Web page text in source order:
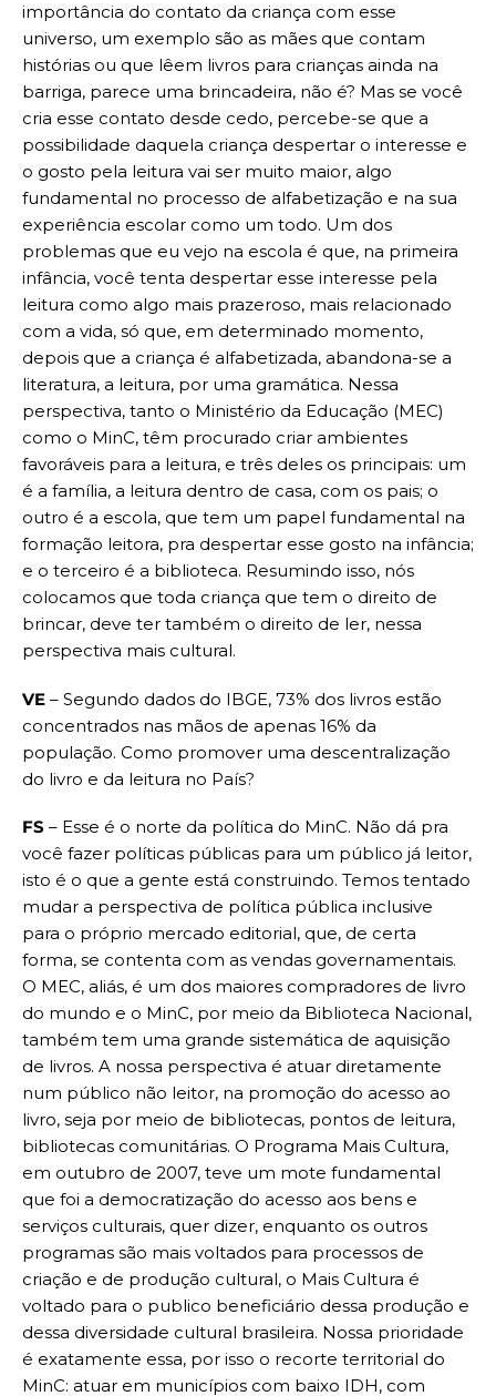
importância do contato da criança com esse
universo, um exemplo são as mães que contam
histórias ou que lêem livros para crianças ainda na
barriga, parece uma brincadeira, não é? Mas se você
cria esse contato desde cedo, percebe-se que a
possibilidade daquela criança despertar o interesse e
o gosto pela leitura vai ser muito maior, algo
fundamental no processo de alfabetização e na sua
experiência escolar como um todo. Um dos
problemas que eu vejo na escola é que, na primeira
infância, você tenta despertar esse interesse pela
leitura como algo mais prazeroso, mais relacionado
com a vida, só que, em determinado momento,
depois que a criança é alfabetizada, abandona-se a
literatura, a leitura, por uma gramática. Nessa
perspectiva, tanto o Ministério da Educação (MEC)
como o MinC, têm procurado criar ambientes
favoráveis para a leitura, e três deles os principais: um
é a família, a leitura dentro de casa, com os pais; o
outro é a escola, que tem um papel fundamental na
formação leitora, pra despertar esse gosto na infância;
e o terceiro é a biblioteca. Resumindo isso, nós
colocamos que toda criança que tem o direito de
brincar, deve ter também o direito de ler, nessa
perspectiva mais cultural.
VE – Segundo dados do IBGE, 73% dos livros estão
concentrados nas mãos de apenas 16% da
população. Como promover uma descentralização
do livro e da leitura no País?
FS – Esse é o norte da política do MinC. Não dá pra
você fazer políticas públicas para um público já leitor,
isto é o que a gente está construindo. Temos tentado
mudar a perspectiva de política pública inclusive
para o próprio mercado editorial, que, de certa
forma, se contenta com as vendas governamentais.
O MEC, aliás, é um dos maiores compradores de livro
do mundo e o MinC, por meio da Biblioteca Nacional,
também tem uma grande sistemática de aquisição
de livros. A nossa perspectiva é atuar diretamente
num público não leitor, na promoção do acesso ao
livro, seja por meio de bibliotecas, pontos de leitura,
bibliotecas comunitárias. O Programa Mais Cultura,
em outubro de 2007, teve um mote fundamental
que foi a democratização do acesso aos bens e
serviços culturais, quer dizer, enquanto os outros
programas são mais voltados para processos de
criação e de produção cultural, o Mais Cultura é
voltado para o publico beneficiário dessa produção e
dessa diversidade cultural brasileira. Nossa prioridade
é exatamente essa, por isso o recorte territorial do
MinC: atuar em municípios com baixo IDH, com